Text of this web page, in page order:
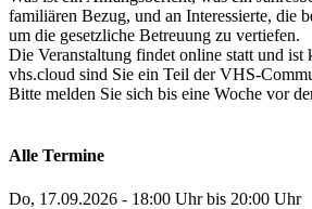
familiären Bezug, und an Interessierte, die
um die gesetzliche Betreuung zu vertiefen.
Die Veranstaltung findet online statt und
vhs.cloud sind Sie ein Teil der VHS-
Bitte melden Sie sich bis eine Woche vor
Alle Termine
Do, 17.09.2026 - 18:00 Uhr bis 20:00 Uhr